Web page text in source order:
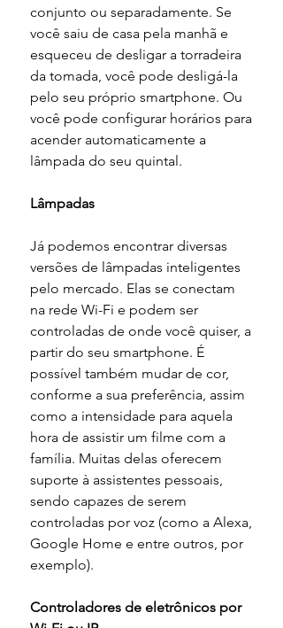
conjunto ou separadamente. Se
você saiu de casa pela manhã e
esqueceu de desligar a torradeira
da tomada, você pode desligá-la
pelo seu próprio smartphone. Ou
você pode configurar horários para
acender automaticamente a
lâmpada do seu quintal.
Lâmpadas
Já podemos encontrar diversas
versões de lâmpadas inteligentes
pelo mercado. Elas se conectam
na rede Wi-Fi e podem ser
controladas de onde você quiser, a
partir do seu smartphone. É
possível também mudar de cor,
conforme a sua preferência, assim
como a intensidade para aquela
hora de assistir um filme com a
família. Muitas delas oferecem
suporte à assistentes pessoais,
sendo capazes de serem
controladas por voz (como a Alexa,
Google Home e entre outros, por
exemplo).
Controladores de eletrônicos por